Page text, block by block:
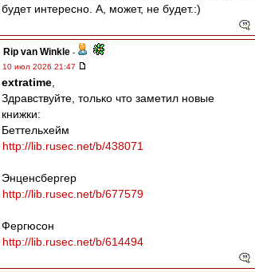
будет интересно. А, может, не будет.:)
Rip van Winkle -
10 июл 2026 21:47
extratime
Здравствуйте, только что заметил новые
книжки:
Беттельхeйм
http://lib.rusec.net/b/438071
Энценсбергер
http://lib.rusec.net/b/677579
Фергюсон
http://lib.rusec.net/b/614494